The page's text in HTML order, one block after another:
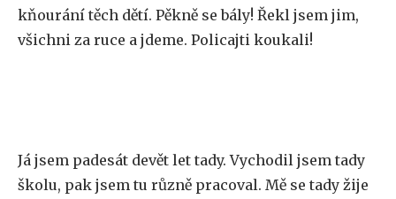
kňourání těch dětí. Pěkně se bály! Řekl jsem jim,
všichni za ruce a jdeme. Policajti koukali!
Já jsem padesát devět let tady. Vychodil jsem tady
školu, pak jsem tu různě pracoval. Mě se tady žije